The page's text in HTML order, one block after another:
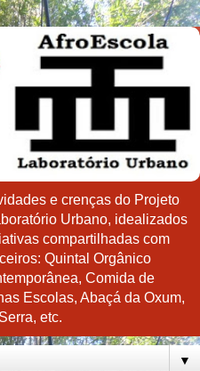
e crenças do Projeto
Urbano, idealizados
compartilhadas com
Quintal Orgânico
Comida de
Escolas, Abaçá da Oxum,
etc.
▼